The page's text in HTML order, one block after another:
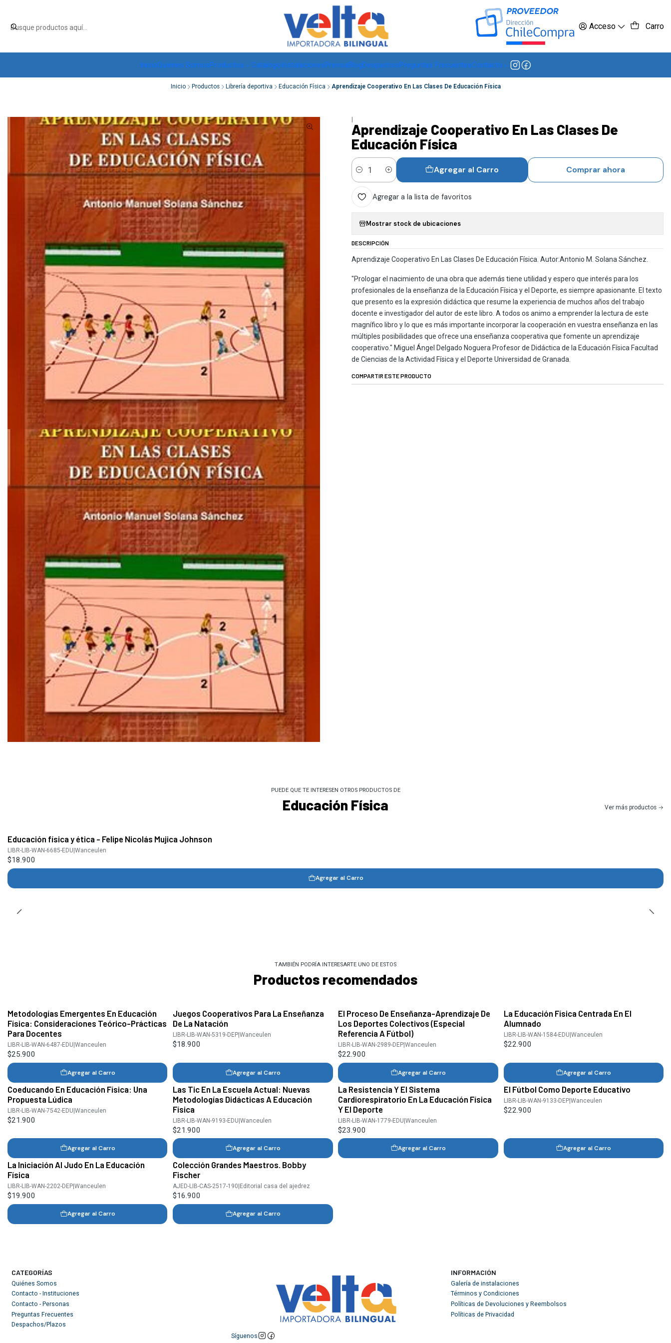
Acceso Carro
InicioQuiénes SomosProductos CatalogoInstalacionesPrensaBlogDespachosPreguntas FrecuentesContacto
Envíos a todo Chile, RM de 1 a 3 días hábiles, regiones -
Inicio Productos Librería deportiva Educación Física Aprendizaje Cooperativo En Las Clases De Educación Física
|
Aprendizaje Cooperativo En Las Clases De
Educación Física
Cantidad Agregar al Carro Comprar ahora
Agregar a la lista de favoritos
Mostrar stock de ubicaciones
DESCRIPCIÓN
Aprendizaje Cooperativo En Las Clases De Educación Física. Autor:Antonio M. Solana Sánchez.
"Prologar el nacimiento de una obra que además tiene utilidad y espero que interés para los
profesionales de la enseñanza de la Educación Física y el Deporte, es siempre apasionante. El texto
que presento es la expresión didáctica que resume la experiencia de muchos años del trabajo
docente e investigador del autor de este libro. A todos os animo a emprender la lectura de este
magnífico libro y lo que es más importante incorporar la cooperación en vuestra enseñanza en las
múltiples posibilidades que ofrece una enseñanza cooperativa que fomente un aprendizaje
cooperativo." Miguel Ángel Delgado Noguera Profesor de Didáctica de la Educación Física Facultad
de Ciencias de la Actividad Física y el Deporte Universidad de Granada.
COMPARTIR ESTE PRODUCTO
PUEDE QUE TE INTERESEN OTROS PRODUCTOS DE
Educación Física Ver más productos
Educación física y ética - Felipe Nicolás Mujica Johnson
LIBR-LIB-WAN-6685-EDU Wanceulen
$18.900
Agregar al Carro
TAMBIÉN PODRÍA INTERESARTE UNO DE ESTOS
Productos recomendados
Metodologías Emergentes En Educación
Física: Consideraciones Teórico-Prácticas
Para Docentes
LIBR-LIB-WAN-6487-EDU Wanceulen
$25.900
Agregar al Carro
Juegos Cooperativos Para La Enseñanza
De La Natación
LIBR-LIB-WAN-5319-DEP| Wanceulen
$18.900
Agregar al Carro
El Proceso De Enseñanza-Aprendizaje De
Los Deportes Colectivos (Especial
Referencia A Fútbol)
LIBR-LIB-WAN-2989-DEP |Wanceulen
$22.900
Agregar al Carro
La Educación Física Centrada En El
Alumnado
LIBR-LIB-WAN-1584-EDU Wanceulen
$22.900
Agregar al Carro
Coeducando En Educación Física: Una
Propuesta Lúdica
LIBR-LIB-WAN-7542-EDU|Wanceulen
$21.900
Agregar al Carro
Las Tic En La Escuela Actual: Nuevas
Metodologías Didácticas A Educación
Física
LIBR-LIB-WAN-9193-EDU|Wanceulen
$21.900
Agregar al Carro
La Resistencia Y El Sistema
Cardiorespiratorio En La Educación Física
Y El Deporte
LIBR-LIB-WAN-1779-EDU|Wanceulen
$23.900
Agregar al Carro
El Fútbol Como Deporte Educativo
LIBR-LIB-WAN-9133-DEP|Wanceulen
$22.900
Agregar al Carro
La Iniciación Al Judo En La Educación
Física
LIBR-LIB-WAN-2202-DEP| Wanceulen
$19.900
Agregar al Carro
Colección Grandes Maestros. Bobby
Fischer
AJED-LIB-CAS-2517-190 Editorial casa del ajedrez
$16.900
Agregar al Carro
CATEGORÍAS
Quiénes Somos
Contacto - Instituciones
Contacto - Personas
Preguntas Frecuentes
Despachos/Plazos
Síguenos
INFORMACIÓN
Galería de instalaciones
Términos y Condiciones
Políticas de Devoluciones y Reembolsos
Políticas de Privacidad